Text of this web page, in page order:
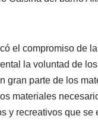
el compromiso de
la voluntad de
gran parte de los
materiales
y recreativos que se